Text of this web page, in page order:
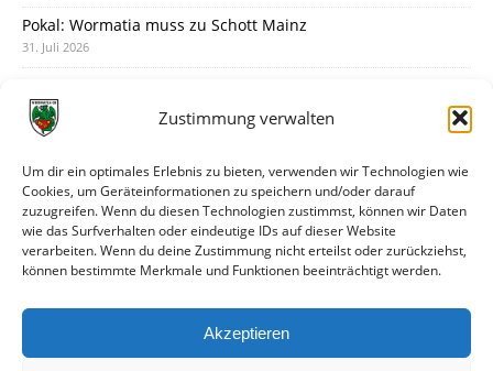
Zustimmung verwalten
Um dir ein optimales Erlebnis zu bieten, verwenden wir Technologien wie
Cookies, um Geräteinformationen zu speichern und/oder darauf
zuzugreifen. Wenn du diesen Technologien zustimmst, können wir Daten
wie das Surfverhalten oder eindeutige IDs auf dieser Website
verarbeiten. Wenn du deine Zustimmung nicht erteilst oder zurückziehst,
können bestimmte Merkmale und Funktionen beeinträchtigt werden.
Akzeptieren
Pokal: Wormatia muss zu Schott Mainz
31. Juli 2026
30. Juli 2026
28. Juli 2026
Neuer Rückensponsor
28. Juli 2026
Neue Podcast-Folge: So tickt Björn!
Eindrücke vom Stadionfest
27. Juli 2026